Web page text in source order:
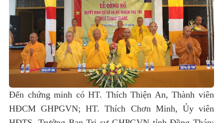
Đến chứng minh có HT. Thích Thiện An, Thành viên
HĐCM GHPGVN; HT. Thích Chơn Minh, Ủy viên